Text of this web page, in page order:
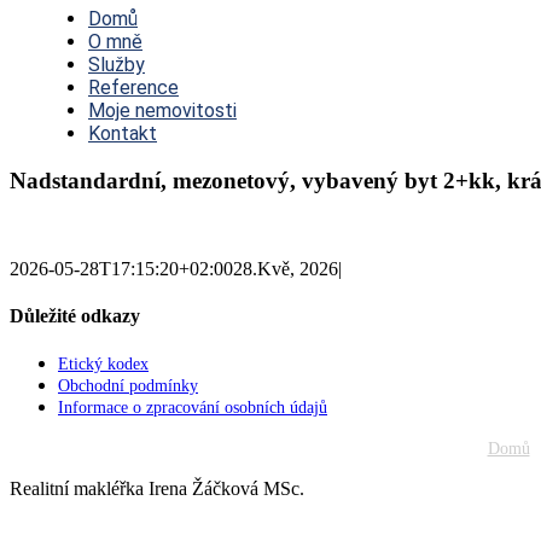
NavigationDomů
O mně
Služby
Reference
Moje nemovitosti
Kontakt
Nadstandardní, mezonetový, vybavený byt 2+kk,
2026-05-28T17:15:20+02:0028.Kvě, 2026|
Důležité odkazy
Etický kodex
Obchodní podmínky
Informace o zpracování osobních údajů
Domů
Realitní makléřka Irena Žáčková MSc.